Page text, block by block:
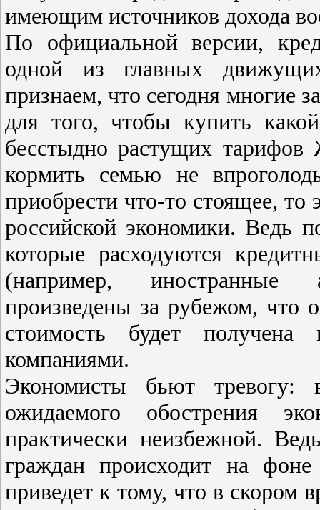
имеющим источников дохода
По официальной версии,
одной из главных
признаем, что сегодня многие
для того, чтобы купить
бесстыдно растущих
кормить семью не
приобрести что-то стоящее, то
российской экономики. Ведь
которые расходуются
(например, иностранные
произведены за рубежом, что
стоимость будет
компаниями.
Экономисты бьют тревогу:
ожидаемого обострения
практически неизбежной.
граждан происходит на
приведет к тому, что в скором